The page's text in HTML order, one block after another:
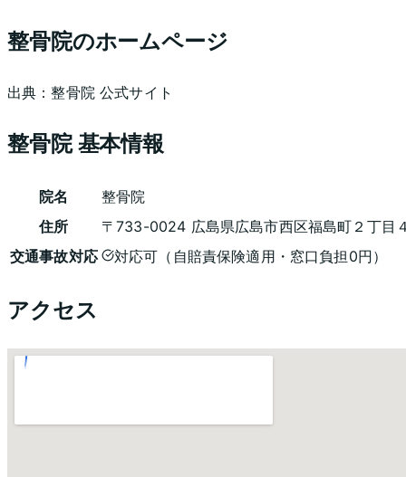
整骨院のホームページ
出典：整骨院 公式サイト
整骨院基本情報
院名
整骨院
住所
〒733-0024 広島県広島市西区福島町２丁目
交通事故対応
対応可（自賠責保険適用・窓口負担0円）
アクセス